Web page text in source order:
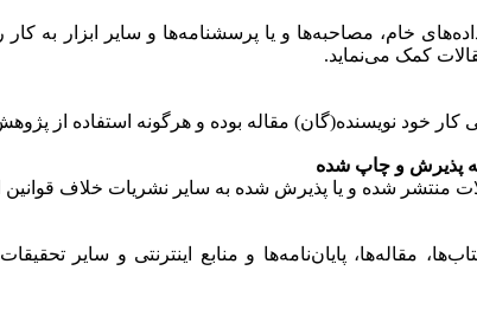
خام، مصاحبه‌ها و یا پرسشنامه‌ها و سایر ابزار به
کمک می‌نماید.
خود نویسنده(گان) مقاله بوده و هرگونه استفاده از
پذیرش و چاپ شده
منتشر شده و یا پذیرش شده به سایر نشریات خلاف
مقاله‌ها، پایان‌نامه‌ها و منابع اینترنتی و سایر